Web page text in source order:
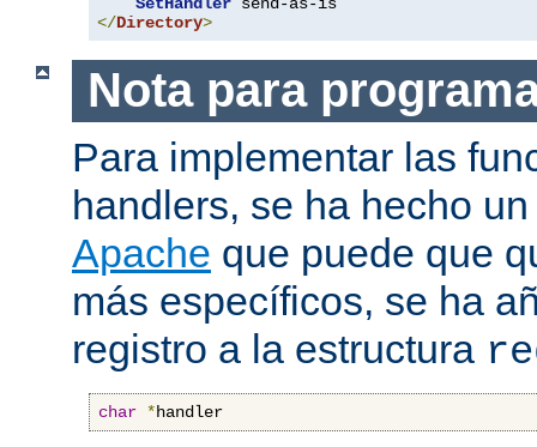
SetHandler
</Directory>
Nota para
Para implementar las
handlers, se ha hecho
Apache que puede que
más específicos, se ha
registro a la estructura
char *handler